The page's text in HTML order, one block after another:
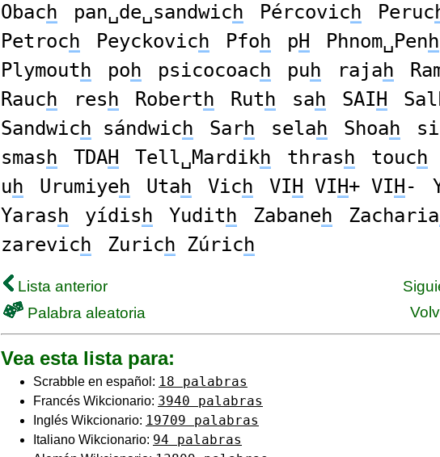
Obach pan␣de␣sandwich Pércovich Peruc
Petroch Peyckovich Pfoh pH Phnom␣Penh
Plymouth poh psicocoach puh rajah
Rauch res h Roberth Ruth sah SAI H
Sandwich sándwich Sarh selah Shoah
smas h TDAH Tell␣Mardikh thras h touch
uh Urumiyeh Utah Vich VI H VI H+ VI H -
Yaras h yídis h Yudith Zabaneh Zacharia
zarevich Zurich Zúrich
Lista anterior
Palabra aleatoria
Vea esta lista para:
Scrabble en español: 18 palabras
Francés Wikcionario: 3940 palabras
Inglés Wikcionario: 19709 palabras
Italiano Wikcionario: 94 palabras